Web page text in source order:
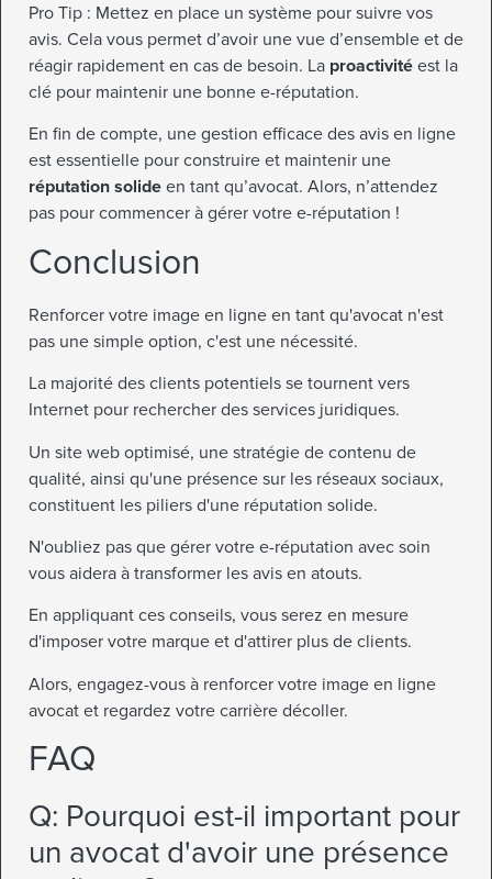
Pro Tip : Mettez en place un système pour suivre vos
avis. Cela vous permet d’avoir une vue d’ensemble et de
réagir rapidement en cas de besoin. La proactivité est la
clé pour maintenir une bonne e-réputation.
En fin de compte, une gestion efficace des avis en ligne
est essentielle pour construire et maintenir une
réputation solide en tant qu’avocat. Alors, n’attendez
pas pour commencer à gérer votre e-réputation !
Conclusion
Renforcer votre image en ligne en tant qu'avocat n'est
pas une simple option, c'est une nécessité.
La majorité des clients potentiels se tournent vers
Internet pour rechercher des services juridiques.
Un site web optimisé, une stratégie de contenu de
qualité, ainsi qu'une présence sur les réseaux sociaux,
constituent les piliers d'une réputation solide.
N'oubliez pas que gérer votre e-réputation avec soin
vous aidera à transformer les avis en atouts.
En appliquant ces conseils, vous serez en mesure
d'imposer votre marque et d'attirer plus de clients.
Alors, engagez-vous à renforcer votre image en ligne
avocat et regardez votre carrière décoller.
FAQ
Q: Pourquoi est-il important pour
un avocat d'avoir une présence